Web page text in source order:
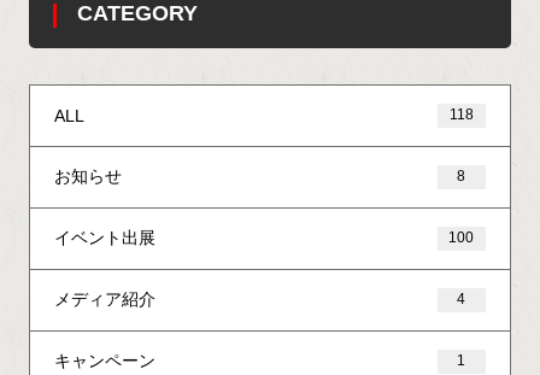
CATEGORY
ALL 118
お知らせ 8
イベント出展 100
メディア紹介 4
キャンペーン 1